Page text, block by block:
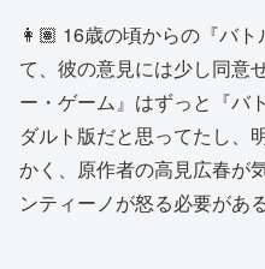
👩🏽 16歳の頃からの『バ
て、彼の意見には少し同意
ー・ゲーム』はずっと『バ
ダルト版だと思ってたし、
かく、原作者の高見広春が
ンティーノが怒る必要があ